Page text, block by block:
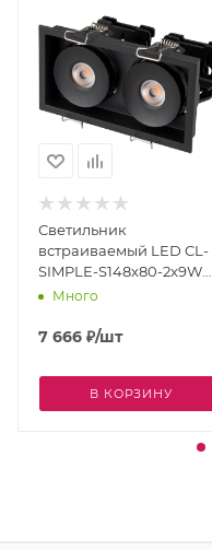
Светильник
встраиваемый LED CL-
SIMPLE-S148x80-2x9W
Warm3000 (BK, 45 deg)
года) 028151
Много
7 666 ₽/шт
В КОРЗИНУ